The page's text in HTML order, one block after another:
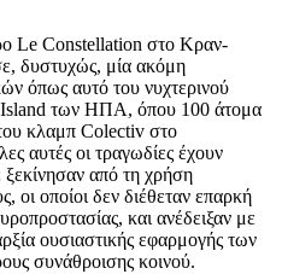
Le Constellation στο Κραν-
δυστυχώς, μία ακόμη
όπως αυτό του νυχτερινού
Island των ΗΠΑ, όπου 100 άτομα
κλαμπ Colectiv στο
αυτές οι τραγωδίες έχουν
ξεκίνησαν από τη χρήση
οι οποίοι δεν διέθεταν επαρκή
και ανέδειξαν με
ουσιαστικής εφαρμογής των
συνάθροισης κοινού.